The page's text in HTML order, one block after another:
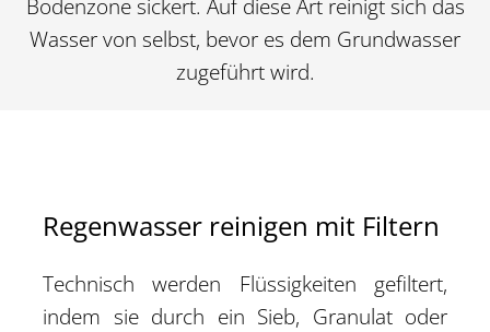
Bodenzone sickert. Auf diese Art reinigt sich das
Wasser von selbst, bevor es dem Grundwasser
zugeführt wird.
Regenwasser reinigen mit Filtern
Technisch werden Flüssigkeiten gefiltert,
indem sie durch ein Sieb, Granulat oder